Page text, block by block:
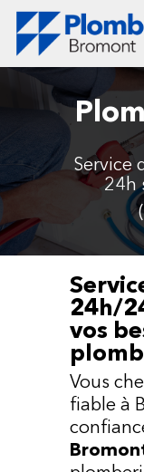
Skip
to
main
content
Service
24h
24h/
vos
Vous
fiable à